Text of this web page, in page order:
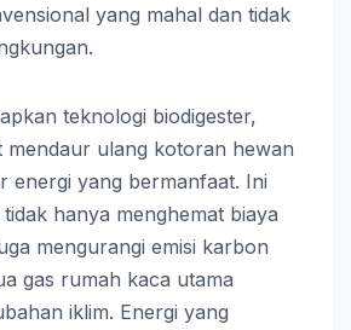
yang mahal dan tidak
teknologi biodigester,
mendaur ulang kotoran hewan
energi yang bermanfaat. Ini
hanya menghemat biaya
mengurangi emisi karbon
gas rumah kaca utama
iklim. Energi yang